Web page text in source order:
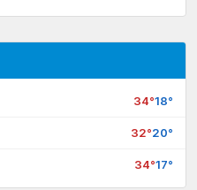
34°18°
32°20°
34°17°